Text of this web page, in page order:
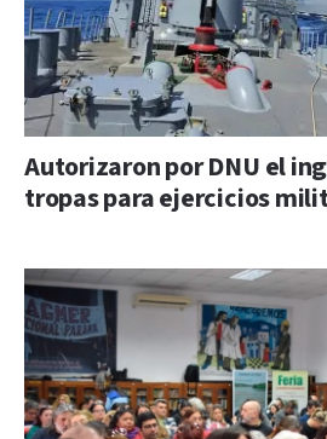
Autorizaron por DNU el
tropas para ejercicios